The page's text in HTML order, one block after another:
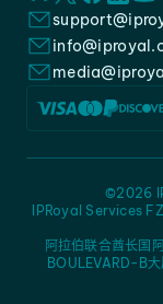
阿拉伯联合酋长国
BOULEVARD-B
IPRoyal Services
©2026